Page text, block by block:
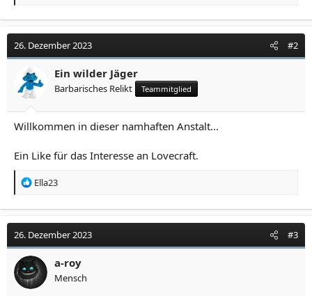
a
t
i
n
e
26. Dezember 2023 #2
Ein wilder Jäger
Barbarisches Relikt Teammitglied
Willkommen in dieser namhaften Anstalt...
Ein Like für das Interesse an Lovecraft.
R
a
t
i
o
n
e
Ella23
26. Dezember 2023 #3
a-roy
Mensch